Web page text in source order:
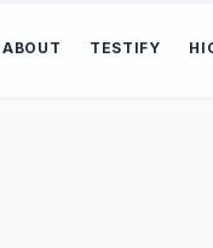
ABOUT TESTIFY